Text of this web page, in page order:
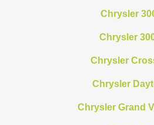
Chrysler
Chrysler
Chrysler
Chrysler
Chrysler Grand